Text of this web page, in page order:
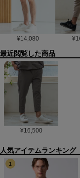
¥14,080 ¥
最近閲覧した商品
¥16,500
1